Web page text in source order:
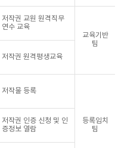
저작권 교원 원격직무
연수 교육
교육기반
팀
저작권 원격평생교육
저작물 등록
등록임치
팀
저작권 인증 신청 및 인
증정보 열람